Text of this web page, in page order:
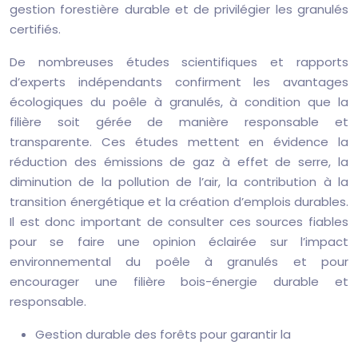
gestion forestière durable et de privilégier les granulés
certifiés.
De nombreuses études scientifiques et rapports
d’experts indépendants confirment les avantages
écologiques du poêle à granulés, à condition que la
filière soit gérée de manière responsable et
transparente. Ces études mettent en évidence la
réduction des émissions de gaz à effet de serre, la
diminution de la pollution de l’air, la contribution à la
transition énergétique et la création d’emplois durables.
Il est donc important de consulter ces sources fiables
pour se faire une opinion éclairée sur l’impact
environnemental du poêle à granulés et pour
encourager une filière bois-énergie durable et
responsable.
Gestion durable des forêts pour garantir la